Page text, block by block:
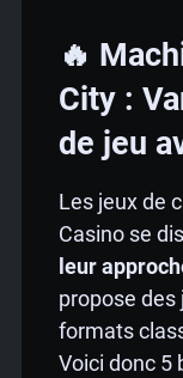
🔥
City :
de jeu
Les jeux de
Casino se
leur
propose des
formats
Voici donc 5